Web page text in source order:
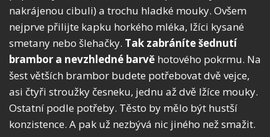
nakrájenou cibuli) a trochu hladké mouky. Ovšem
nejprve přilijte kapku horkého mléka, lžíci kysané
smetany nebo šlehačky. Tak zabráníte šednutí
brambor a nevzhledné barvě hotového pokrmu. Na
šest větších brambor budete potřebovat dvě vejce,
asi čtyři stroužky česneku, jednu až dvě lžíce mouky.
Ostatní podle potřeby. Těsto by mělo být hustší
konzistence. A pak už nezbývá nic jiného než smažit.